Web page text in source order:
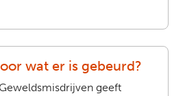
wat er is gebeurd?
geeft